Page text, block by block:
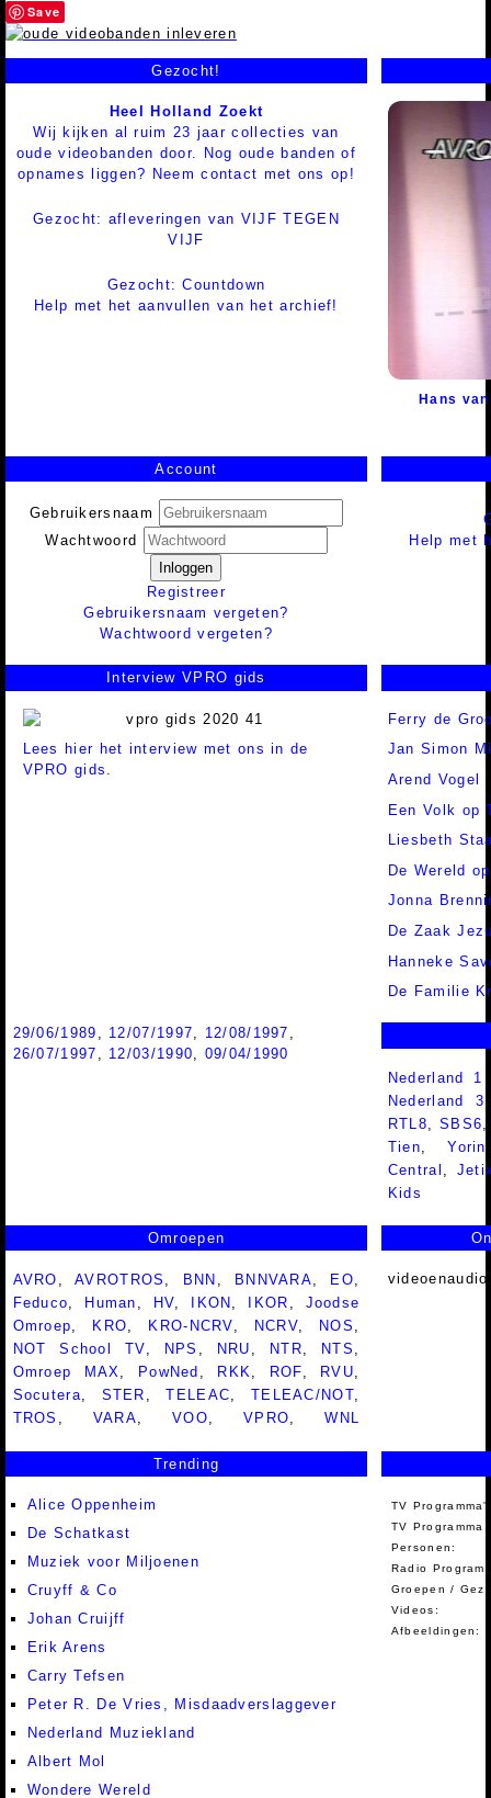
Save
Gezocht!
Heel Holland Zoekt
Wij kijken al ruim 23 jaar collecties van
oude videobanden door. Nog oude banden of
opnames liggen? Neem contact met ons op!
Gezocht: afleveringen van VIJF TEGEN
VIJF
Gezocht: Countdown
Help met het aanvullen van het archief!
Hans
Account
Gebruikersnaam
Wachtwoord
Inloggen
Registreer
Gebruikersnaam vergeten?
Wachtwoord vergeten?
Help met
Interview VPRO gids
Lees hier het interview met ons in de
VPRO gids.
Ferry de
Jan Simon
Arend Vogel
Een Volk op
Liesbeth
De Wereld
Jonna
De Zaak
Hanneke
De Familie
29/06/1989 , 12/07/1997, 12/08/1997 ,
26/07/1997 , 12/03/1990, 09/04/1990
Nederland
Nederland
RTL8 ,SBS6
Tien ,Yorin
Central
Kids
Omroepen
AVRO ,AVROTROS , BNN , BNNVARA, EO,
Feduco, Human , HV, IKON , IKOR , Joodse
Omroep, KRO, KRO-NCRV, NCRV, NOS ,
NOT School TV, NPS , NRU , NTR, NTS ,
Omroep MAX, PowNed , RKK, ROF, RVU,
Socutera, STER ,TELEAC, TELEAC/NOT,
TROS , VARA,VOO,VPRO,WNL
Trending
Alice Oppenheim
De Schatkast
Muziek voor Miljoenen
Cruyff & Co
Johan Cruijff
Erik Arens
Carry Tefsen
Peter R. De Vries, Misdaadverslaggever
Nederland Muziekland
Albert Mol
Wondere Wereld
TV
TV Programma
Personen:
Radio
Groepen /
Videos:
Afbeeldingen: